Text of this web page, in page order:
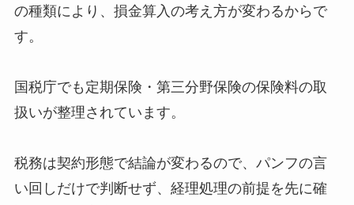
の種類により、損金算入の考え方が変わるからで
す。
国税庁でも定期保険・第三分野保険の保険料の取
扱いが整理されています。
税務は契約形態で結論が変わるので、パンフの言
い回しだけで判断せず、経理処理の前提を先に確